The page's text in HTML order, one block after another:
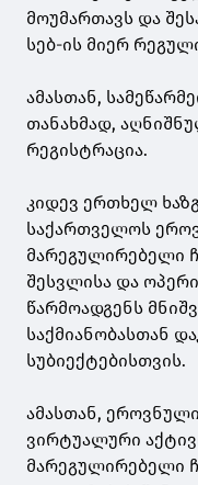
მოუმართავს და
სებ-ის მიერ
ამასთან,
თანახმად,
რეგისტრაცია.
კიდევ ერთხელ
საქართველოს
მარეგულირებელი
შესვლისა და
წარმოადგენს
საქმიანობასთან
სუბიექტებისთვის.
ამასთან,
ვირტუალური
მარეგულირებელი